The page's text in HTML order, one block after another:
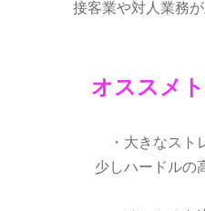
接客業や対人業務
オススメ
・大きなスト
少しハードルの